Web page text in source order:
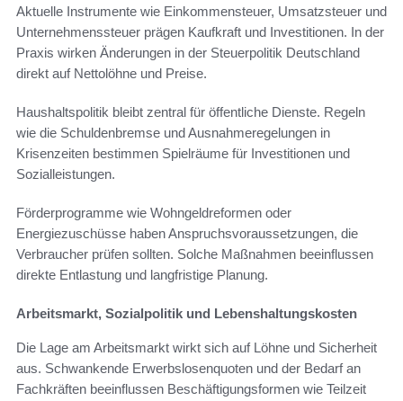
Aktuelle Instrumente wie Einkommensteuer, Umsatzsteuer und
Unternehmenssteuer prägen Kaufkraft und Investitionen. In der
Praxis wirken Änderungen in der Steuerpolitik Deutschland
direkt auf Nettolöhne und Preise.
Haushaltspolitik bleibt zentral für öffentliche Dienste. Regeln
wie die Schuldenbremse und Ausnahmeregelungen in
Krisenzeiten bestimmen Spielräume für Investitionen und
Sozialleistungen.
Förderprogramme wie Wohngeldreformen oder
Energiezuschüsse haben Anspruchsvoraussetzungen, die
Verbraucher prüfen sollten. Solche Maßnahmen beeinflussen
direkte Entlastung und langfristige Planung.
Arbeitsmarkt, Sozialpolitik und Lebenshaltungskosten
Die Lage am Arbeitsmarkt wirkt sich auf Löhne und Sicherheit
aus. Schwankende Erwerbslosenquoten und der Bedarf an
Fachkräften beeinflussen Beschäftigungsformen wie Teilzeit